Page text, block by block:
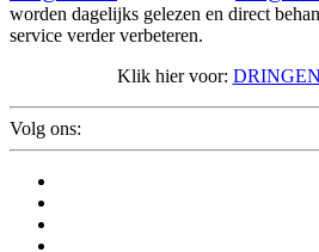
worden dagelijks gelezen en direct
service verder verbeteren.
Klik hier voor:
Volg ons: